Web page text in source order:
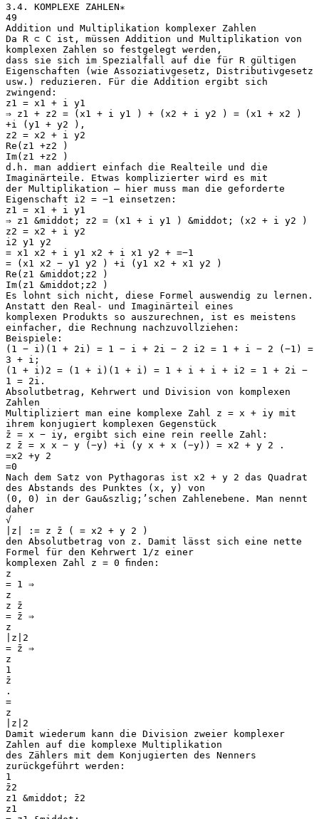
3.4. KOMPLEXE ZAHLEN∗
49
Addition und Multiplikation komplexer Zahlen
Da R ⊂ C ist, müssen Addition und Multiplikation von
komplexen Zahlen so festgelegt werden,
dass sie sich im Spezialfall auf die für R gültigen
Eigenschaften (wie Assoziativgesetz, Distributivgesetz
usw.) reduzieren. Für die Addition ergibt sich
zwingend:
z1 = x1 + i y1
⇒ z1 + z2 = (x1 + i y1 ) + (x2 + i y2 ) = (x1 + x2 )
+i (y1 + y2 ),
z2 = x2 + i y2
Re(z1 +z2 )
Im(z1 +z2 )
d.h. man addiert einfach die Realteile und die
Imaginärteile. Etwas komplizierter wird es mit
der Multiplikation – hier muss man die geforderte
Eigenschaft i2 = −1 einsetzen:
z1 = x1 + i y1
⇒ z1 &middot; z2 = (x1 + i y1 ) &middot; (x2 + i y2 )
z2 = x2 + i y2
i2 y1 y2
= x1 x2 + i y1 x2 + i x1 y2 + =−1
= (x1 x2 − y1 y2 ) +i (y1 x2 + x1 y2 )
Re(z1 &middot;z2 )
Im(z1 &middot;z2 )
Es lohnt sich nicht, diese Formel auswendig zu lernen.
Anstatt den Real- und Imaginärteil eines
komplexen Produkts so auszurechnen, ist es meistens
einfacher, die Rechnung nachzuvollziehen:
Beispiele:
(1 − i)(1 + 2i) = 1 − i + 2i − 2 i2 = 1 + i − 2 (−1) =
3 + i;
(1 + i)2 = (1 + i)(1 + i) = 1 + i + i + i2 = 1 + 2i −
1 = 2i.
Absolutbetrag, Kehrwert und Division von komplexen
Zahlen
Multipliziert man eine komplexe Zahl z = x + iy mit
ihrem konjugiert komplexen Gegenstück
z̄ = x − iy, ergibt sich eine rein reelle Zahl:
z z̄ = x x − y (−y) +i (y x + x (−y)) = x2 + y 2 .
=x2 +y 2
=0
Nach dem Satz von Pythagoras ist x2 + y 2 das Quadrat
des Abstands des Punktes (x, y) von
(0, 0) in der Gau&szlig;’schen Zahlenebene. Man nennt
daher
√
|z| := z z̄ ( = x2 + y 2 )
den Absolutbetrag von z. Damit lässt sich eine nette
Formel für den Kehrwert 1/z einer
komplexen Zahl z = 0 ﬁnden:
z
= 1 ⇒
z
z z̄
= z̄ ⇒
z
|z|2
= z̄ ⇒
z
1
z̄
.
=
z
|z|2
Damit wiederum kann die Division zweier komplexer
Zahlen auf die komplexe Multiplikation
des Zählers mit dem Konjugierten des Nenners
zurückgeführt werden:
1
z̄2
z1 &middot; z̄2
z1